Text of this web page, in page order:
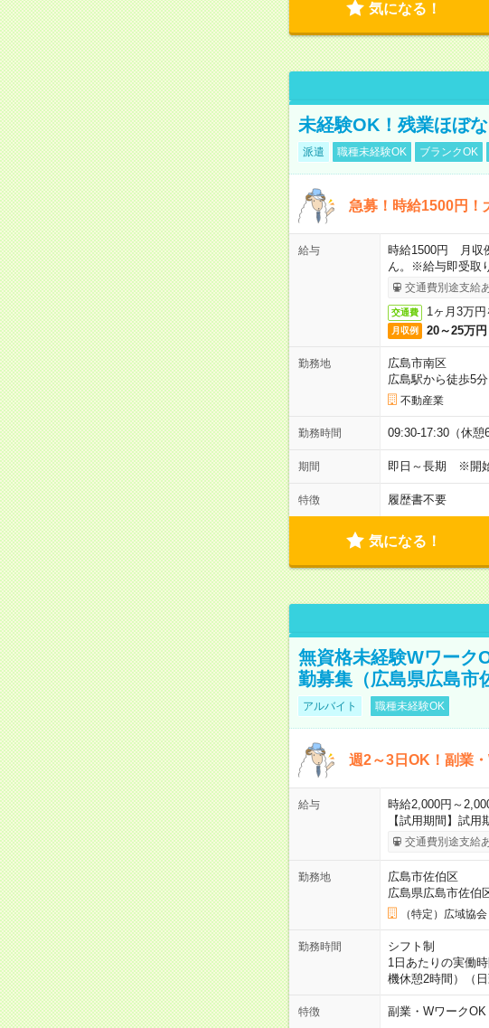
気になる！
未経験OK！残業ほぼ
派遣 職種未経験OK ブランクOK
急募！時給1500円！
給与
時給1500円 月収
ん。※給与即受取
交通費別途支給
交通費 1ヶ月3万
月収例 20～25万円
勤務地
広島市南区
広島駅から徒歩5分
不動産業
勤務時間 09:30-17:30（休憩
期間 即日～長期 ※開
特徴 履歴書不要
気になる！
無資格未経験Wワーク
勤募集（広島県広島市
アルバイト 職種未経験OK
週2～3日OK！副業
給与
時給2,000円～
【試用期間】試
交通費別途支給
勤務地
広島市佐伯区
広島県広島市佐伯
（特定）広域協
勤務時間
シフト制
1日あたりの実働
機休憩2時間）（
特徴 副業・WワークOK